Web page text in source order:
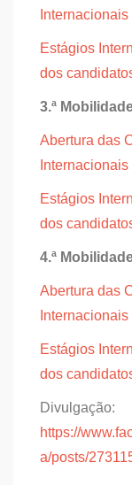
Estágios
dos
3.ª
Abertura das
Estágios
dos
4.ª
Abertura das
Estágios
dos
Divulgação:
https://
a/posts/